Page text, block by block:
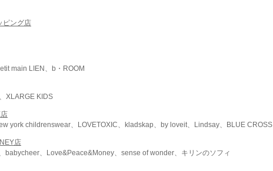
ピング店
main LIEN、b・ROOM
XLARGE KIDS
york childrenswear、LOVETOXIC、kladskap、by loveit、Lindsay、BLUE CROSS
店
babycheer、Love&Peace&Money、sense of wonder、キリンのソフィ